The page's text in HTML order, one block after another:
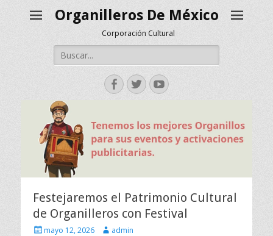
Organilleros De México
Corporación Cultural
Buscar:
Facebook
TwitterYouTube
Festejaremos el Patrimonio Cultural
de Organilleros con Festival
Escritomayo 12, 2026 Autoradmin